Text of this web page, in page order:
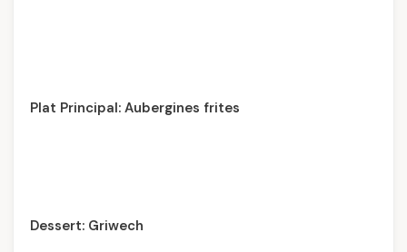
Plat Principal: Aubergines frites
Dessert: Griwech